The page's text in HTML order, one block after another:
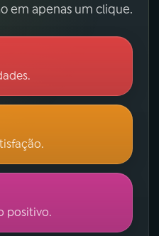
em apenas um clique.
positivo.